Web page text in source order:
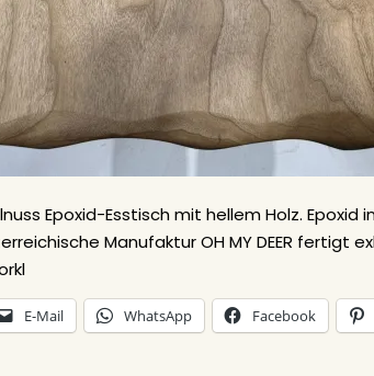
Epoxid-Esstisch mit hellem Holz.
Manufaktur OH MY DEER fertigt
E-Mail WhatsApp Facebook